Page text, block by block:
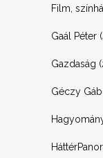
Film,
Gaál Péter
Gazdaság
Géczy